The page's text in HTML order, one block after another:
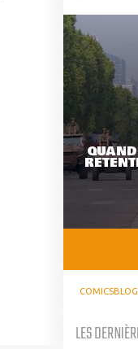
LES